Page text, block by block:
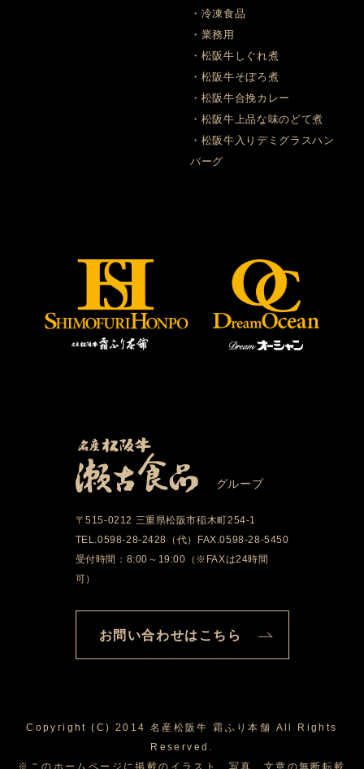
・冷凍食品
・業務用
・松阪牛しぐれ煮
・松阪牛そぼろ煮
・松阪牛合挽カレー
・松阪牛上品な味のどて煮
・松阪牛入りデミグラスハン
バーグ
グループ
〒515-0212 三重県松阪市稲木町254-1
TEL.0598-28-2428（代）FAX.0598-28-5450
受付時間：8:00～19:00（※FAXは24時間
可）
お問い合わせはこちら
Copyright (C) 2014 名産松阪牛 霜ふり本舗 All Rights
Reserved.
※このホームページに掲載のイラスト、写真、文章の無断転載